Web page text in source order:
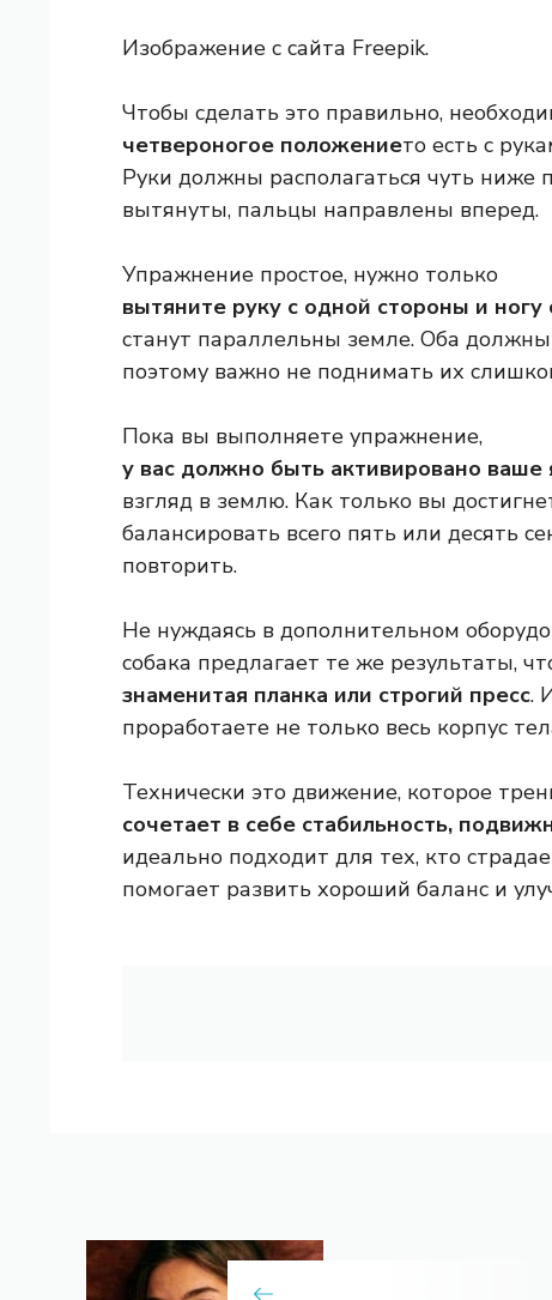
Изображение с сайта Freepik.
Чтобы сделать это правильно,
четвероногое положението есть с
Руки должны располагаться чуть
вытянуты, пальцы направлены вперед.
Упражнение простое, нужно только
вытяните руку с одной стороны и
станут параллельны земле. Оба
поэтому важно не поднимать их
Пока вы выполняете упражнение,
у вас должно быть активировано ваше
взгляд в землю. Как только вы
балансировать всего пять или десять
повторить.
Не нуждаясь в дополнительном
собака предлагает те же результаты,
знаменитая планка или строгий пресс.
проработаете не только весь корпус
Технически это движение, которое
сочетает в себе стабильность,
идеально подходит для тех, кто
помогает развить хороший баланс и